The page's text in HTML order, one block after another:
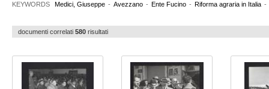
KEYWORDS
Medici, Giuseppe - Avezzano - Ente Fucino - Riforma agraria in Italia -
documenti correlati 580 risultati